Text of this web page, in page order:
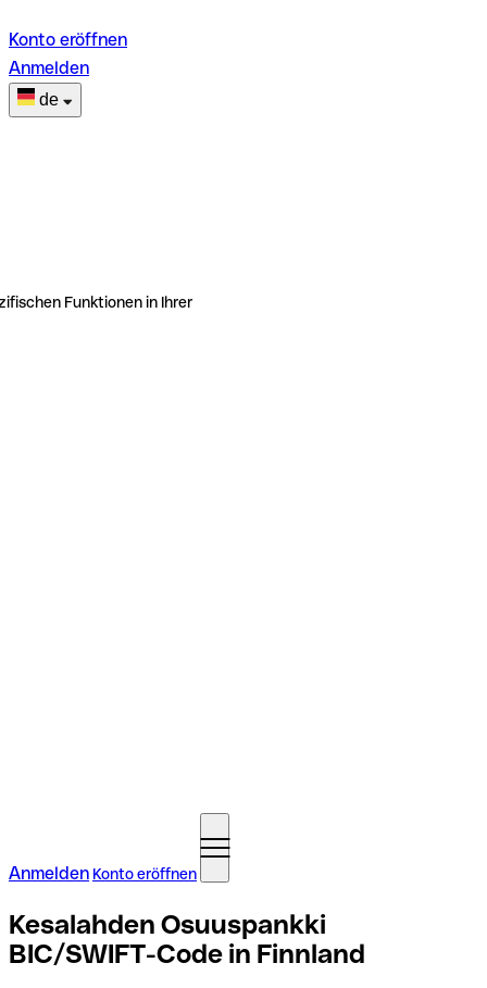
Konto eröffnen
Anmelden
de
Funktionen in Ihrer
Anmelden Konto eröffnen
Kesalahden Osuuspankki
BIC/SWIFT-Code in Finnland